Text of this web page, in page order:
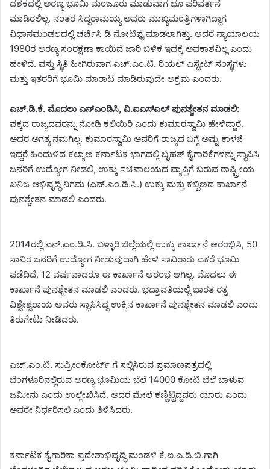
ದಶಕದಲ್ಲಿ ಅರಣ್ಯ ಭೂಮಿ ಮಂಜೂರು ಮಾಡುವಾಗ ಭೂ ಪರಿವರ್ತನೆ
ಮಾಡಿರಲಿಲ್ಲ. ನಂತರ ಸಿದ್ದರಾಮಯ್ಯ ಅವರು ಮುಖ್ಯಮಂತ್ರಿಗಳಾಗಿದ್ದಾಗ
ವಿಧಾನಮಂಡಲದಲ್ಲಿ ಚರ್ಚಿಸಿ ಡಿ ನೋಟಿಫೈ ಮಾಡಲಾಗಿತ್ತು. ಆದರೆ ನ್ಯಾಯಾಲಯ
1980ರ ಅರಣ್ಯ ಸಂರಕ್ಷಣಾ ಕಾಯಿದೆ ಜಾರಿ ಬಳಿಕ ಇದಕ್ಕೆ ಅವಕಾಶವಿಲ್ಲ ಎಂದು
ಹೇಳಿದೆ. ವಸ್ತು ಸ್ಥಿತಿ ಹೀಗಿರುವಾಗ ಎಚ್.ಎಂ.ಟಿ. ರಿಯಲ್ ಎಸ್ಟೇಟ್ ಸಂಸ್ಥೆಗಳು
ಮತ್ತು ಇತರರಿಗೆ ಭೂಮಿ ಮಾರಾಟ ಮಾಡಿರುವುದೇ ಅಕ್ರಮ ಎಂದರು.
ಎಚ್.ಡಿ.ಕೆ. ಮೊದಲು ಎನ್ಎಂಡಿಸಿ, ವಿ.ಐಎಸ್ಎಲ್ ಪುನಶ್ಚೇತನ ಮಾಡಲಿ:
ಪಕ್ಕದ ರಾಜ್ಯದವರನ್ನು ನೋಡಿ ಕಲಿಯಿರಿ ಎಂದು ಕುಮಾರಸ್ವಾಮಿ ಹೇಳಿದ್ದಾರೆ.
ಅದರ ಅಗತ್ಯ ನಮಗಿಲ್ಲ. ಕುಮಾರಸ್ವಾಮಿ ಅವರಿಗೆ ರಾಜ್ಯದ ಬಗ್ಗೆ ಅಷ್ಟು ಕಾಳಜಿ
ಇದ್ದರೆ ಹಿಂದುಳಿದ ಕಲ್ಯಾಣ ಕರ್ನಾಟಕ ಭಾಗದಲ್ಲಿ ಬೃಹತ್ ಕೈಗಾರಿಕೆಗಳನ್ನು ಸ್ಥಾಪಿಸಿ
ಜನರಿಗೆ ಉದ್ಯೋಗ ನೀಡಲಿ, ಉಕ್ಕು ಸಚಿವಾಲಯದ ವ್ಯಾಪ್ತಿಗೆ ಬರುವ ರಾಷ್ಟ್ರೀಯ
ಖನಿಜ ಅಭಿವೃದ್ಧಿ ನಿಗಮ (ಎನ್.ಎಂ.ಡಿ.ಸಿ.) ಉಕ್ಕು ಮತ್ತು ಕಬ್ಬಿಣದ ಕಾರ್ಖಾನೆ
ಪುನಶ್ಚೇತನ ಮಾಡಲಿ ಎಂದರು.
2014ರಲ್ಲಿ ಎನ್.ಎಂ.ಡಿ.ಸಿ. ಬಳ್ಳಾರಿ ಜಿಲ್ಲೆಯಲ್ಲಿ ಉಕ್ಕು ಕಾರ್ಖಾನೆ ಆರಂಭಿಸಿ, 50
ಸಾವಿರ ಜನರಿಗೆ ಉದ್ಯೋಗ ನೀಡುವುದಾಗಿ ಹೇಳಿ ಸಾವಿರಾರು ಎಕರೆ ಭೂಮಿ
ಪಡೆದಿದೆ. 12 ವರ್ಷವಾದರೂ ಈ ಕಾರ್ಖಾನೆ ಆರಂಭ ಆಗಿಲ್ಲ. ಮೊದಲು ಈ
ಕಾರ್ಖಾನೆ ಪುನಶ್ಚೇತನ ಮಾಡಲಿ ಎಂದರು. ಭದ್ರಾವತಿಯಲ್ಲಿ ಭಾರತ ರತ್ನ
ವಿಶ್ವೇಶ್ವರಾಯ ಅವರು ಸ್ಥಾಪಿಸಿದ್ದ ಉಕ್ಕಿನ ಕಾರ್ಖಾನೆ ಪುನಶ್ಚೇತನ ಮಾಡಲಿ ಎಂದು
ತಿರುಗೇಟು ನೀಡಿದರು.
ಎಚ್.ಎಂ.ಟಿ. ಸುಪ್ರೀಂಕೋರ್ಟ್ ಗೆ ಸಲ್ಲಿಸಿರುವ ಪ್ರಮಾಣಪತ್ರದಲ್ಲಿ
ಬೆಂಗಳೂರಿನಲ್ಲಿರುವ ಅರಣ್ಯ ಭೂಮಿಯ ಬೆಲೆ 14000 ಕೋಟಿ ಬೆಲೆ ಬಾಳುವ
ಜಮೀನು ಎಂದು ಉಲ್ಲೇಖಿಸಿದೆ. ಅದರ ಮೇಲೆ ಕಣ್ಣಿಟ್ಟಿದ್ದವರು ಯಾರು ಎಂದು
ಅವರೇ ನಿರ್ಧರಿಸಲಿ ಎಂದು ತಿಳಿಸಿದರು.
ಕರ್ನಾಟಕ ಕೈಗಾರಿಕಾ ಪ್ರದೇಶಾಭಿವೃದ್ಧಿ ಮಂಡಳಿ ಕೆ.ಐ.ಎ.ಡಿ.ಬಿ.ಗಾಗಿ